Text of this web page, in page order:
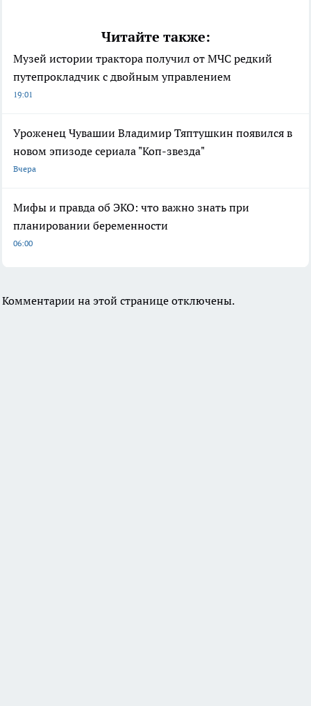
Читайте также:
Музей истории трактора получил от МЧС редкий
путепрокладчик с двойным управлением
19:01
Уроженец Чувашии Владимир Тяптушкин появился в
новом эпизоде сериала "Коп-звезда"
Вчера
Мифы и правда об ЭКО: что важно знать при
планировании беременности
06:00
Комментарии на этой странице отключены.